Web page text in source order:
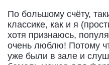
По большому счёту,
классике, как и я
хотя признаюсь,
очень люблю! Потому
уже были в зале и